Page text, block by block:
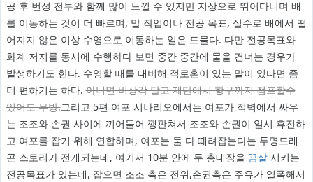
공 후 번성 전투와 함께 많이 느낄 수 있지만 지상으로 뛰어다니며 배
를 이동하는 것이 더 빠르며, 말 작업이나 전공 목표, 실수로 배에서 떨
어지지 않은 이상 수영으로 이동하는 일은 드물다. 다만 전공목표와
화계 저지를 동시에 수행하다 보면 중간 중간에 물을 건너는 경우가
발생하기도 한다. 수영할 때를 대비해 적로혼이 있는 말이 있다면 좀
더 편하기는 하다.아니면 비상각 달고 제단에서 항구까지 점프할수
있어도 무방.그리고 5편 여포 시나리오에서는 여포가 적벽에서 싸우
는 조조와 손권 사이에 끼어들어 깽판쳐서 조조와 손권이 일시 휴전하
고 여포를 잡기 위해 연합하며, 여포는 둘 다 때려잡는다는 투명드래
곤 스토리가 전개되는데, 여기서 10분 안에 두 총대장을 끔살시키는
전공목표가 있는데, 잡으면 조조 측은 전위,손권측은 주유가 열폭해서